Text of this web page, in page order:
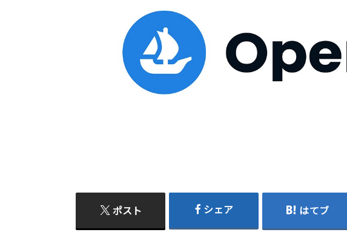
ポスト シェア はてブ